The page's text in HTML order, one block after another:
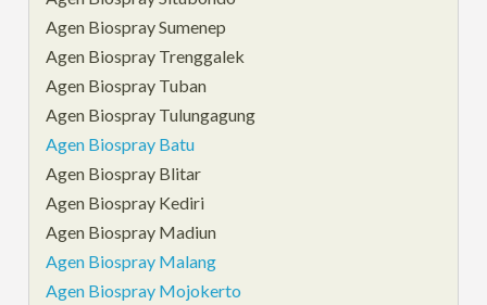
Agen Biospray Sumenep
Agen Biospray Trenggalek
Agen Biospray Tuban
Agen Biospray Tulungagung
Agen Biospray Batu
Agen Biospray Blitar
Agen Biospray Kediri
Agen Biospray Madiun
Agen Biospray Malang
Agen Biospray Mojokerto